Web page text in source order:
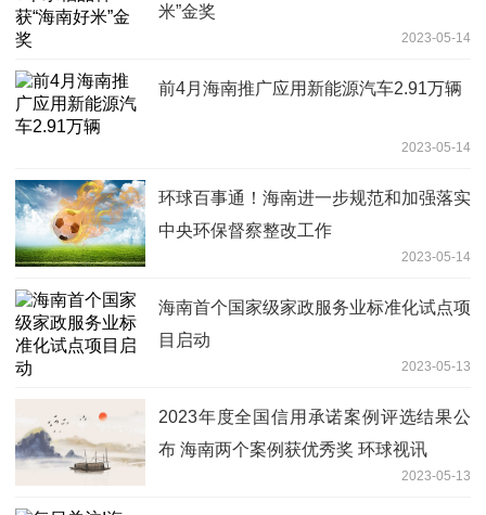
米”金奖
2023-05-14
前4月海南推广应用新能源汽车2.91万辆
2023-05-14
环球百事通！海南进一步规范和加强落实
中央环保督察整改工作
2023-05-14
海南首个国家级家政服务业标准化试点项
目启动
2023-05-13
2023年度全国信用承诺案例评选结果公
布 海南两个案例获优秀奖 环球视讯
2023-05-13